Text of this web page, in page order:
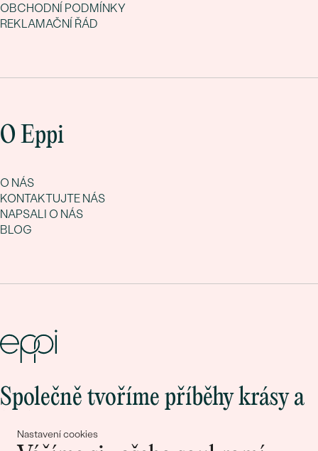
Nastavení cookies
OBCHODNÍ PODMÍNKY
REKLAMAČNÍ ŘÁD
O Eppi
O NÁS
KONTAKTUJTE NÁS
NAPSALI O NÁS
BLOG
Společně tvoříme příběhy krásy a